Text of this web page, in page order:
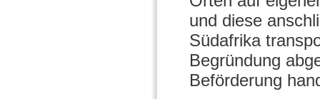
und diese
Südafrika
Begründung
Beförderung